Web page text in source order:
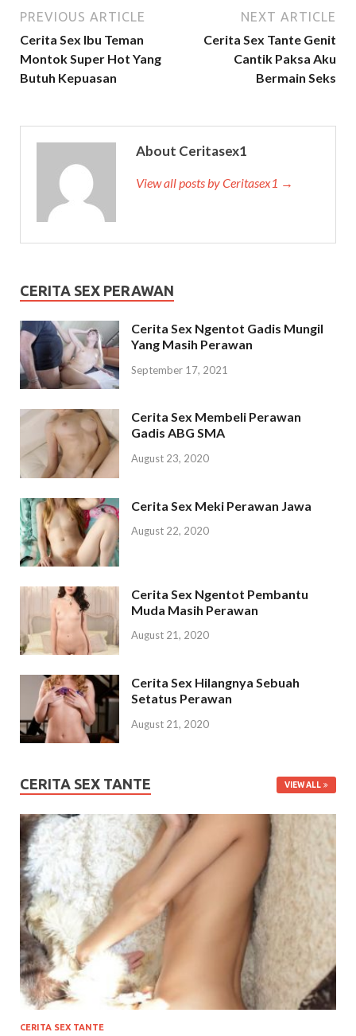
PREVIOUS ARTICLE
Cerita Sex Ibu Teman
Montok Super Hot Yang
Butuh Kepuasan
NEXT ARTICLE
Cerita Sex Tante Genit
Cantik Paksa Aku
Bermain Seks
About Ceritasex1
View all posts by Ceritasex1 →
CERITA SEX PERAWAN
Cerita Sex Ngentot Gadis Mungil
Yang Masih Perawan
September 17, 2021
Cerita Sex Membeli Perawan
Gadis ABG SMA
August 23, 2020
Cerita Sex Meki Perawan Jawa
August 22, 2020
Cerita Sex Ngentot Pembantu
Muda Masih Perawan
August 21, 2020
Cerita Sex Hilangnya Sebuah
Setatus Perawan
August 21, 2020
CERITA SEX TANTE VIEW ALL
CERITA SEX TANTE